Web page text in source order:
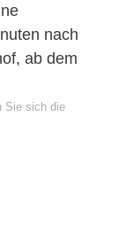
nach
ab dem
Sie sich die